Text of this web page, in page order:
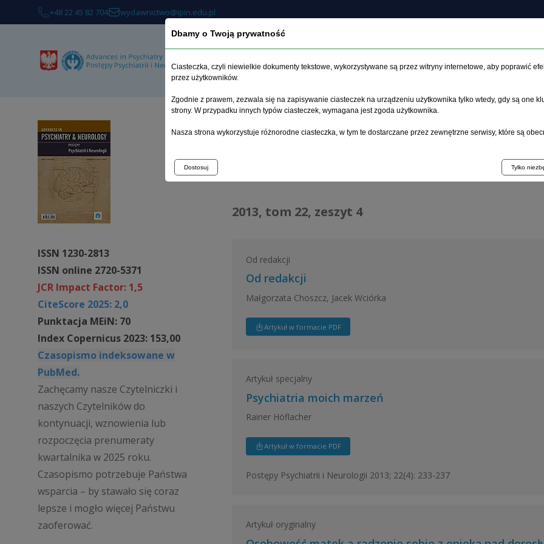
+48 22 45 82 704 wydawnictwo@ipin.edu.pl
O czasopiśmie Archiwum Etyka Instrukcja dla
ISSN 1230-2813
ISSN online 2720-5371
JCR Impact Factor: 1,5
CiteScore 2025: 2,0
Punktacja MEiN: 70
Index Copernicus 2023: 153,00
Czasopismo indeksowane w
PubMed.
Zachęcamy nasze Czytelniczki i
naszych Czytelników do
kontynuacji, wznowienia lub
rozpoczęcia prenumeraty
kwartalnika w 2025 roku.
Czasopismo potrzebuje Państwa
wsparcia – by stawało się coraz
lepsze i mogło więcej Państwu
zaoferować.
Strona główna >Archiwum>zeszyt 4
2013, tom 22, zeszyt 4
Od redakcji
Od redakcji
Małgorzata Choszcz, Jacek Wciórka
Artykuł w formacie PDF
Artykuł specjalny
Psychiatria moich marzeń
Rainer Höflacher
Artykuł w formacie PDF
Postępy Psychiatrii i Neurologii 2013; 22(4): 233-237
Artykuł oryginalny
Dbamy o Twoją prywatność
Ciasteczka, czyli niewielkie dokumenty tekstowe, wykorzystywane są przez witryny internetowe, aby poprawić
przez użytkowników.
Zgodnie z prawem, zezwala się na zapisywanie ciasteczek na urządzeniu użytkownika tylko wtedy, gdy są one
strony. W przypadku innych typów ciasteczek, wymagana jest zgoda użytkownika.
Nasza strona wykorzystuje różnorodne ciasteczka, w tym te dostarczane przez zewnętrzne serwisy, które są
Dostosuj Tylko